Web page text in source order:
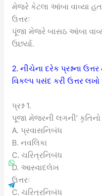
મેજરે કેટલા આંબા વાવ્યા
ઉત્તરઃ
પૂંજા મેજરે બાસઠ આંબા
ઉછર્યા.
2. નીચેના દરેક પ્રશ્નના
વિકલ્પ પસંદ કરી ઉત્તર
પ્રશ્ન 1.
પૂજા મેજરની લગની’ કૃતિનો
A. પ્રવાસનિબંધ
B. નવલિકા
C. ચરિત્રનિબંધ
D. આસ્વાદલેખ
ઉત્તરઃ
C. ચરિત્રનિબંધ